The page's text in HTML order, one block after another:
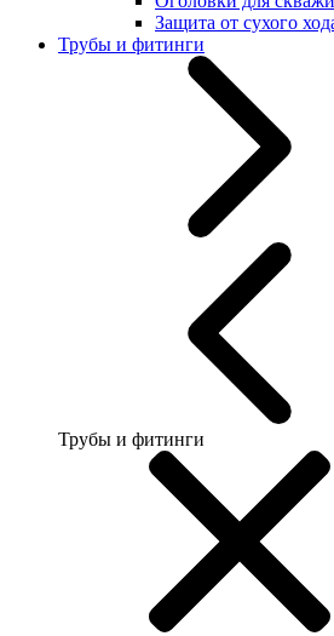
Защита от сухого
Трубы и фитинги
Трубы и фитинги